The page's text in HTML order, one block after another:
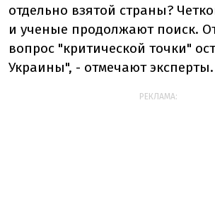
отдельно взятой страны?
и ученые продолжают поиск.
вопрос "критической точки"
Украины", - отмечают эксперты.
РЕКЛАМА: